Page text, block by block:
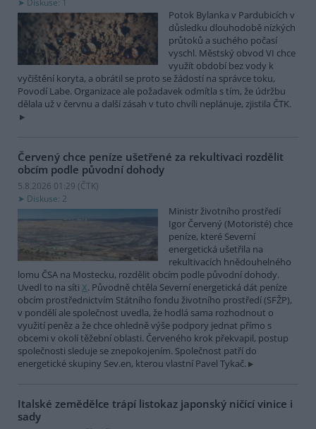
Potok Bylanka v Pardubicích v
důsledku dlouhodobě nízkých
průtoků a suchého počasí
vyschl. Městský obvod VI chce
využít období bez vody k
vyčištění koryta, a obrátil se proto se žádostí na správce toku,
Povodí Labe. Organizace ale požadavek odmítla s tím, že údržbu
dělala už v červnu a další zásah v tuto chvíli neplánuje, zjistila ČTK.
Červený chce peníze ušetřené za rekultivaci rozdělit
obcím podle původní dohody
5.8.2026 01:29 (ČTK)
Diskuse: 2
Ministr životního prostředí
Igor Červený (Motoristé) chce
peníze, které Severní
energetická ušetřila na
rekultivacích hnědouhelného
lomu ČSA na Mostecku, rozdělit obcím podle původní dohody.
Uvedl to na síti X. Původně chtěla Severní energetická dát peníze
obcím prostřednictvím Státního fondu životního prostředí (SFŽP),
v pondělí ale společnost uvedla, že hodlá sama rozhodnout o
využití peněz a že chce ohledně výše podpory jednat přímo s
obcemi v okolí těžební oblasti. Červeného krok překvapil, postup
společnosti sleduje se znepokojením. Společnost patří do
energetické skupiny Sev.en, kterou vlastní Pavel Tykač.
Italské zemědělce trápí listokaz japonský ničící vinice i
sady